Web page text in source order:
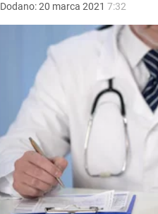
Dodano:20 marca 2021 7:32